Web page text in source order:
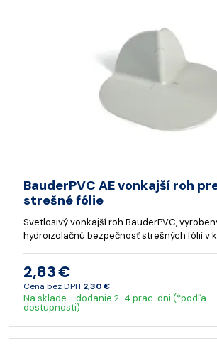
BauderPVC AE vonkajší roh
strešné fólie
Svetlosivý vonkajší roh BauderPVC,
hydroizolačnú bezpečnosť strešných fólií v
2,83 €
Cena bez DPH 2,30 €
Na sklade - dodanie 2-4 prac. dni (*podľa
dostupnosti)